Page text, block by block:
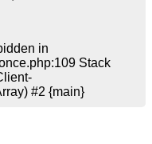
in
Stack
#2 {main}